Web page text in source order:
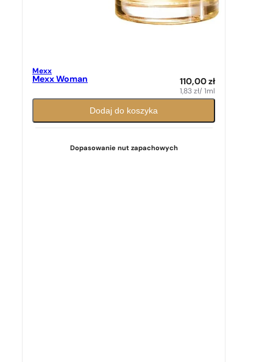
Mexx
Mexx Woman 110,00zł
1,83zł/ 1ml
Dodaj do koszyka
Dopasowanie nut zapachowych